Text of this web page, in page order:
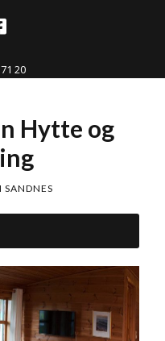
20
Hytte og
SANDNES